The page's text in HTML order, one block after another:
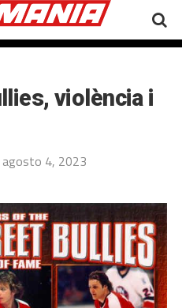
violència i
agosto 4, 2023